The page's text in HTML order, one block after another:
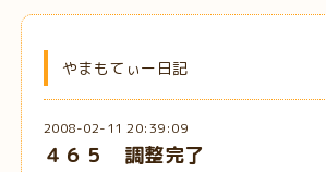
やまもてぃー日記
2008-02-11 20:39:09
４６５ 調整完了